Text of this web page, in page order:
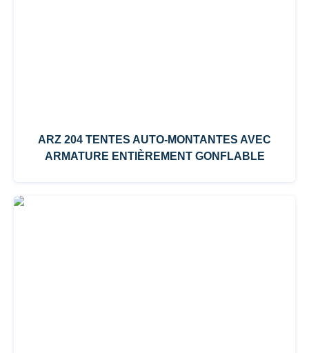
ARZ 204 TENTES AUTO-MONTANTES AVEC
ARMATURE ENTIÈREMENT GONFLABLE